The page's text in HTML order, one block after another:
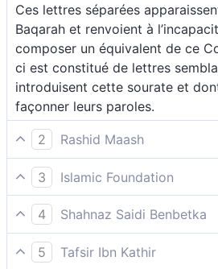
Ces lettres séparées
Baqarah et renvoient à
composer un équivalent de ce
ci est constitué de lettres
introduisent cette sourate et
façonner leurs paroles.
2
Rashid Maash
1 Alif-Lâm-Mîm.
3
Islamic Foundation
Alif, Lâm, Mîm
4
Shahnaz Saidi Benbetka
Alif – Lâm – Mîm
5 Tafsir Ibn Kathir